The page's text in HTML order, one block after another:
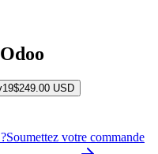
19$249.00 USD
Soumettez votre commande